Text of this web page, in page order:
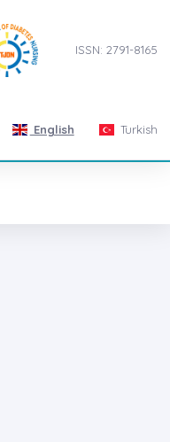
ISSN: 2791-8165
English Turkish